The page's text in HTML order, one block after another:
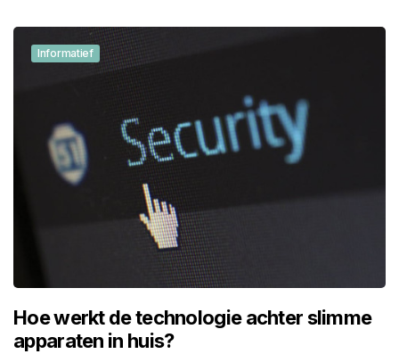
Informatief
Hoe werkt de technologie achter slimme
apparaten in huis?